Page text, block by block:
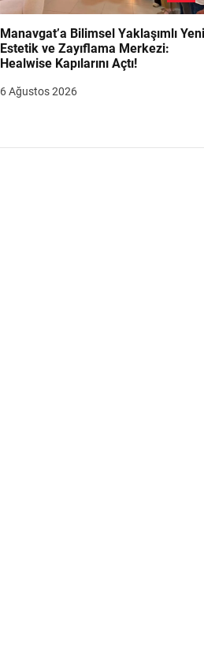
Manavgat’a Bilimsel Yaklaşımlı
Estetik ve Zayıflama Merkezi:
Healwise Kapılarını Açtı!
6 Ağustos 2026